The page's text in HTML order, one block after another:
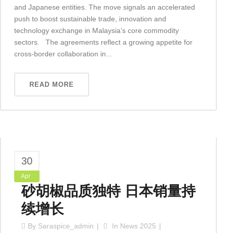
and Japanese entities. The move signals an accelerated
push to boost sustainable trade, innovation and
technology exchange in Malaysia’s core commodity
sectors. The agreements reflect a growing appetite for
cross-border collaboration in...
READ MORE
30
Apr
砂胡椒品质独特 日本销量持
续增长
By Saraspice_admin In News 2025